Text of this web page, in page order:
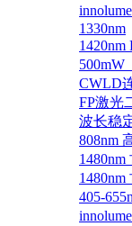
1330nm
500mW
CWLD
FP激光
波长稳
808nm
405-